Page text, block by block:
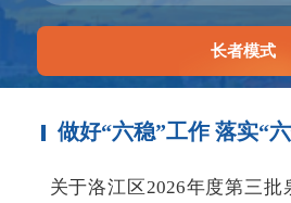
长者模式
做好“六稳”工作 落实“
关于洛江区2026年度第三批